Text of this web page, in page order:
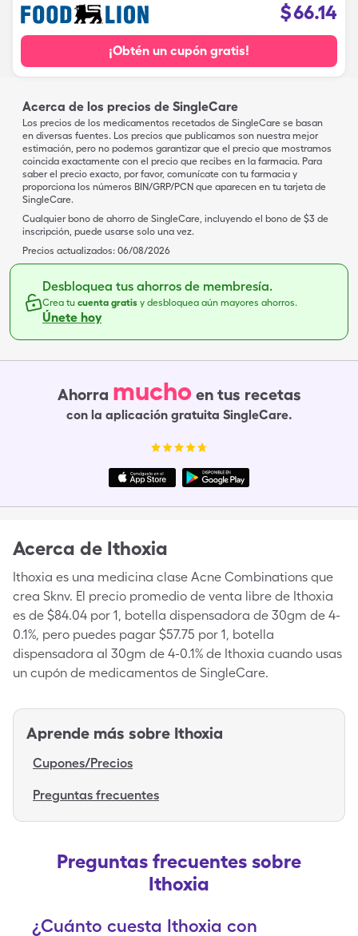
$66.14
¡Obtén un cupón gratis!
Acerca de los precios de SingleCare
Los precios de los medicamentos recetados de SingleCare se basan
en diversas fuentes. Los precios que publicamos son nuestra mejor
estimación, pero no podemos garantizar que el precio que mostramos
coincida exactamente con el precio que recibes en la farmacia. Para
saber el precio exacto, por favor, comunícate con tu farmacia y
proporciona los números BIN/GRP/PCN que aparecen en tu tarjeta de
SingleCare.
Cualquier bono de ahorro de SingleCare, incluyendo el bono de $3 de
inscripción, puede usarse solo una vez.
Precios actualizados: 06/08/2026
Desbloquea tus ahorros de membresía.
Crea tu cuenta gratis y desbloquea aún mayores ahorros.
Únete hoy
Ahorra mucho en tus recetas
con la aplicación gratuita SingleCare.
Acerca de Ithoxia
Ithoxia es una medicina clase Acne Combinations que
crea Sknv. El precio promedio de venta libre de Ithoxia
es de $84.04 por 1, botella dispensadora de 30gm de 4-
0.1%, pero puedes pagar $57.75 por 1, botella
dispensadora al 30gm de 4-0.1% de Ithoxia cuando usas
un cupón de medicamentos de SingleCare.
Aprende más sobre Ithoxia
Cupones/Precios
Preguntas frecuentes
Preguntas frecuentes sobre
Ithoxia
¿Cuánto cuesta Ithoxia con